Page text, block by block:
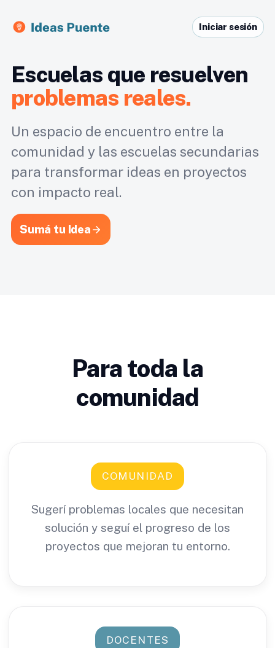
Iniciar sesión
Escuelas que resuelven
problemas reales.
Un espacio de encuentro entre la
comunidad y las escuelas secundarias
para transformar ideas en proyectos
con impacto real.
Sumá tu Idea
Para toda la
comunidad
COMUNIDAD
Sugerí problemas locales que necesitan
solución y seguí el progreso de los
proyectos que mejoran tu entorno.
DOCENTES